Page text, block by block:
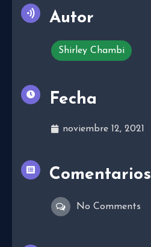
Autor
Shirley Chambi
Fecha
noviembre 12, 2021
Comentarios
No Comments